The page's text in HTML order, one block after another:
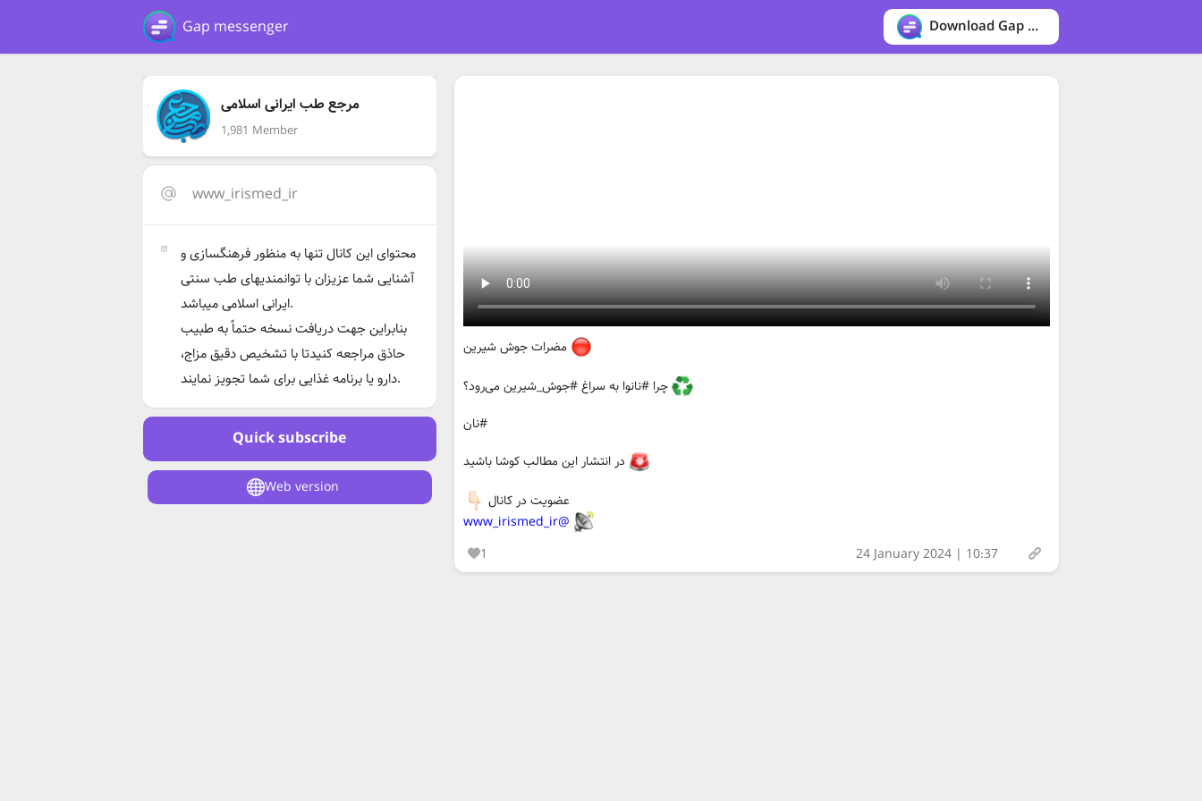
Gap messenger Download Gap messenger
مرجع طب ایرانی اسلامی
1,981 Member
www_irismed_ir
محتوای این کانال تنها به منظور فرهنگسازی و
آشنایی شما عزیزان با توانمندیهای طب سنتی
ایرانی اسلامی میباشد.
بنابراین جهت دریافت نسخه حتماً به طبیب
حاذق مراجعه کنیدتا با تشخیص دقیق مزاج،
دارو یا برنامه غذایی برای شما تجویز نمایند.
Quick subscribe
Web version
مضرات جوش شیرین
چرا #نانوا به سراغ #جوش_شیرین می‌رود؟
#نان
در انتشار این مطالب کوشا باشید
عضویت در کانال
@www_irismed_ir
1
24 January 2024 | 10:37